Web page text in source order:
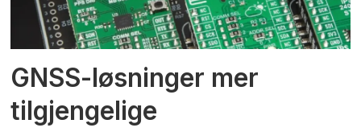
GNSS-løsninger mer
tilgjengelige